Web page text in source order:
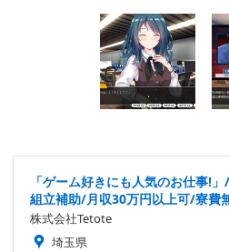
「ゲーム好きにも人気のお仕事!
組立補助/月収30万円以上可/寮費
株式会社Tetote
埼玉県